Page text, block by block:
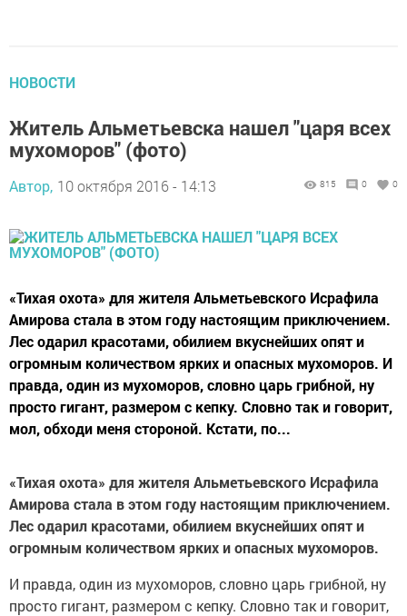
НОВОСТИ
Житель Альметьевска нашел "царя всех
мухоморов" (фото)
Автор, 10 октября 2016 - 14:13 815 0 0
«Тихая охота» для жителя Альметьевского Исрафила
Амирова стала в этом году настоящим приключением.
Лес одарил красотами, обилием вкуснейших опят и
огромным количеством ярких и опасных мухоморов. И
правда, один из мухоморов, словно царь грибной, ну
просто гигант, размером с кепку. Словно так и говорит,
мол, обходи меня стороной. Кстати, по...
«Тихая охота» для жителя Альметьевского Исрафила
Амирова стала в этом году настоящим приключением.
Лес одарил красотами, обилием вкуснейших опят и
огромным количеством ярких и опасных мухоморов.
И правда, один из мухоморов, словно царь грибной, ну
просто гигант, размером с кепку. Словно так и говорит,